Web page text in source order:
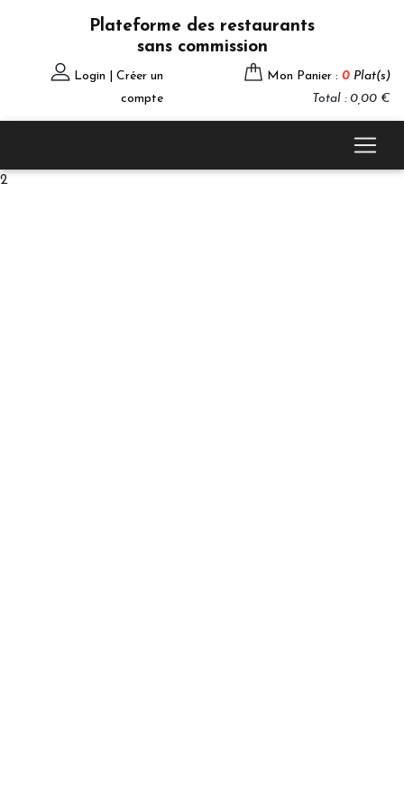
Plateforme des restaurants
sans commission
Login | Créer un
compte
Mon Panier : 0 Plat(s)
Total : 0,00 €
2